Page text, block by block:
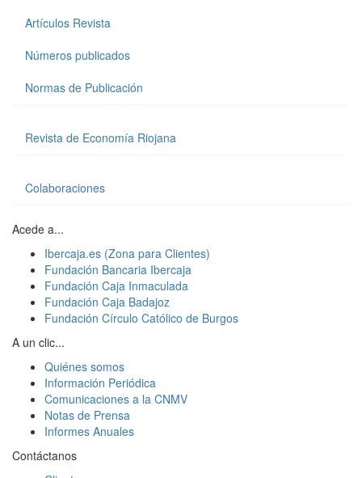
Artículos Revista
Números publicados
Normas de Publicación
Revista de Economía Riojana
Colaboraciones
Acede a...
Ibercaja.es (Zona para Clientes)
Fundación Bancaria Ibercaja
Fundación Caja Inmaculada
Fundación Caja Badajoz
Fundación Círculo Católico de Burgos
A un clic...
Quiénes somos
Información Periódica
Comunicaciones a la CNMV
Notas de Prensa
Informes Anuales
Contáctanos